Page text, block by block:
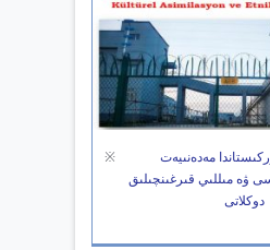
مەدەنىيەت
ۋە مىللىي قىرغىنچىلىق
دوكلاتى
※